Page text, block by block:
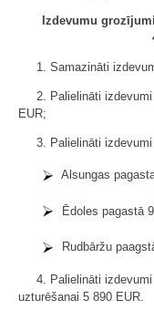
Izdevumu
1. Samazināti
2. Palielināti
EUR;
3. Palielināti
Alsungas
Ēdoles pagastā
Rudbāržu
4. Palielināti
uzturēšanai 5 890 EUR.